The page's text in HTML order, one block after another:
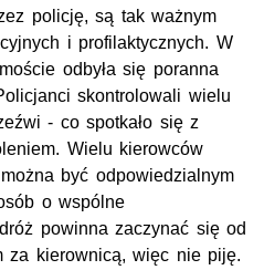
policję, są tak ważnym
i profilaktycznych. W
odbyła się poranna
skontrolowali wielu
- co spotkało się z
Wielu kierowców
być odpowiedzialnym
o wspólne
powinna zaczynać się od
za kierownicą, więc nie piję.